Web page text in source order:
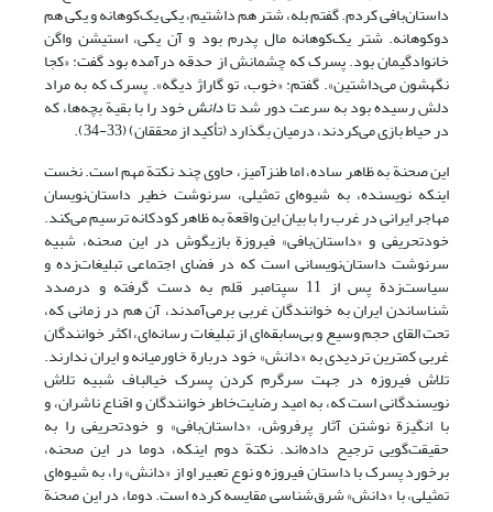
داستان‌بافی کردم. گفتم بله، شتر هم داشتیم، یکی یک‌کوهانه و یکی هم
دوکوهانه. شتر یک‌کوهانه مال پدرم بود و آن یکی، استیشن واگن
خانوادگیمان بود. پسرک که چشمانش از حدقه درآمده بود گفت: «کجا
نگهشون می‌داشتین». گفتم: «خوب، تو گاراژ دیگه». پسرک که به مراد
دلش رسیده بود به سرعت دور شد تادانشخود را با بقیة بچه‌ها، که
در حیاط بازی می‌کردند، درمیان بگذارد (تأکید از محققان) (33-34).
این صحنة به ظاهر ساده، اما طنزآمیز، حاوی چند نکتة مهم است. نخست
اینکه نویسنده، به شیوه‌ای تمثیلی، سرنوشت خطیر داستان‌نویسان
مهاجر ایرانی در غرب را با بیان این واقعة به ظاهر کودکانه ترسیم می‌کند.
خودتحریفی و «داستان‌بافی» فیروزة بازیگوش در این صحنه، شبیه
سرنوشت داستان‌نویسانی است که در فضای اجتماعی تبلیغات‌زده و
سیاست‌زدة پس از 11 سپتامبر قلم به دست گرفته و درصدد
شناساندن ایران به خوانندگان غربی برمی‌آمدند، آن هم در زمانی که،
تحت القای حجم وسیع و بی‌سابقه‌ای از تبلیغات رسانه‌ای، اکثر خوانندگان
غربی کمترین تردیدی به «دانش» خود دربارة خاورمیانه و ایران ندارند.
تلاش فیروزه در جهت سرگرم کردن پسرک خیالباف شبیه تلاش
نویسندگانی است که، به امید رضایت‌خاطر خوانندگان و اقناع ناشران، و
با انگیزة نوشتن آثار پرفروش، «داستان‌بافی» و خودتحریفی را به
حقیقت‌گویی ترجیح داده‌اند. نکتة دوم اینکه، دوما در این صحنه،
برخورد پسرک با داستان فیروزه و نوع تعبیر او از «دانش» را، به شیوه‌ای
تمثیلی، با «دانش» شرق‌شناسی مقایسه کرده است. دوما، در این صحنة